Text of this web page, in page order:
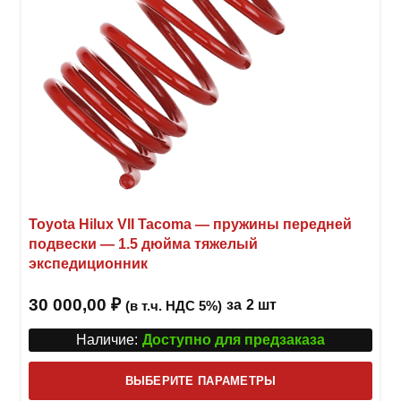
Toyota Hilux VII Tacoma — пружины передней
подвески — 1.5 дюйма тяжелый
экспедиционник
30 000,00 ₽ (в т.ч. НДС 5%) за 2 шт
Наличие: Доступно для предзаказа
ВЫБЕРИТЕ ПАРАМЕТРЫ
товар